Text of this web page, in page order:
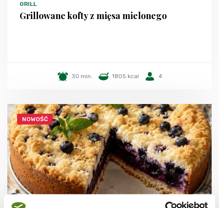
GRILL
Grillowane kofty z mięsa mielonego
30 min. 1805 kcal 4
NOWOŚĆ